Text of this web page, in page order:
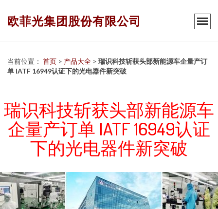
欧菲光集团股份有限公司
当前位置： 首页 > 产品大全 > 瑞识科技斩获头部新能源车企量产订
单 IATF 16949认证下的光电器件新突破
瑞识科技斩获头部新能源车
企量产订单 IATF 16949认证
下的光电器件新突破